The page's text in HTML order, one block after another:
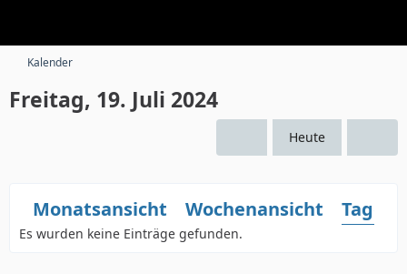
Kalender
Freitag, 19. Juli 2024
Heute
Monatsansicht Wochenansicht
Es wurden keine Einträge gefunden.